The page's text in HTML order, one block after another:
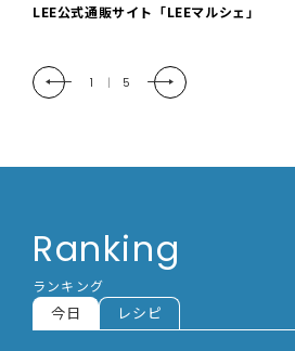
「LEE DAYS」本物志向にときめく。大人カ
2 | 5
Ranking
ランキング
今日 レシピ